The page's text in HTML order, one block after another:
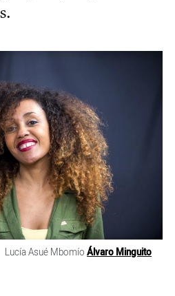
Lucía Asué MbomíoÁlvaro Minguito